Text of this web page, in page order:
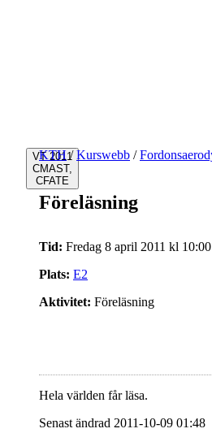
VT 2011
CMAST,
CFATE
KTH / Kurswebb /
Föreläsning
Tid: Fredag 8 april 2011 kl
Plats: E2
Aktivitet: Föreläsning
Hela världen får läsa.
Senast ändrad 2011-10-09 01:48